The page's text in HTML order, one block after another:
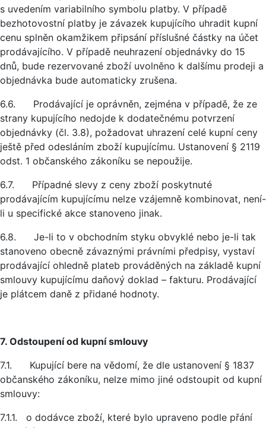
s uvedením variabilního symbolu platby. V případě
bezhotovostní platby je závazek kupujícího uhradit kupní
cenu splněn okamžikem připsání příslušné částky na účet
prodávajícího. V případě neuhrazení objednávky do 15
dnů, bude rezervované zboží uvolněno k dalšímu prodeji a
objednávka bude automaticky zrušena.
6.6. Prodávající je oprávněn, zejména v případě, že ze
strany kupujícího nedojde k dodatečnému potvrzení
objednávky (čl. 3.8), požadovat uhrazení celé kupní ceny
ještě před odesláním zboží kupujícímu. Ustanovení § 2119
odst. 1 občanského zákoníku se nepoužije.
6.7. Případné slevy z ceny zboží poskytnuté
prodávajícím kupujícímu nelze vzájemně kombinovat, není-
li u specifické akce stanoveno jinak.
6.8. Je-li to v obchodním styku obvyklé nebo je-li tak
stanoveno obecně závaznými právními předpisy, vystaví
prodávající ohledně plateb prováděných na základě kupní
smlouvy kupujícímu daňový doklad – fakturu. Prodávající
je plátcem daně z přidané hodnoty.
7. Odstoupení od kupní smlouvy
7.1. Kupující bere na vědomí, že dle ustanovení § 1837
občanského zákoníku, nelze mimo jiné odstoupit od kupní
smlouvy:
7.1.1. o dodávce zboží, které bylo upraveno podle přání